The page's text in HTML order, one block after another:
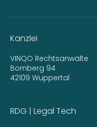
Kanzlei
VINQO Rechtsanwälte
Bornberg 94
42109 Wuppertal
RDG | Legal Tech